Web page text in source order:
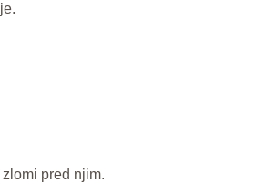
pred njim.